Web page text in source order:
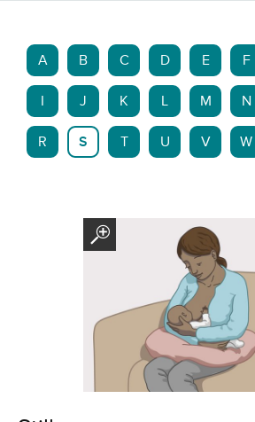
A B C D E F
J K L M N
R S T U V W